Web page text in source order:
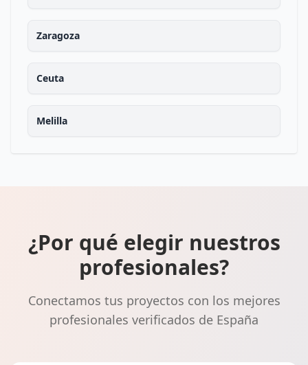
Zaragoza
Ceuta
Melilla
¿Por qué elegir nuestros
profesionales?
Conectamos tus proyectos con los mejores
profesionales verificados de España